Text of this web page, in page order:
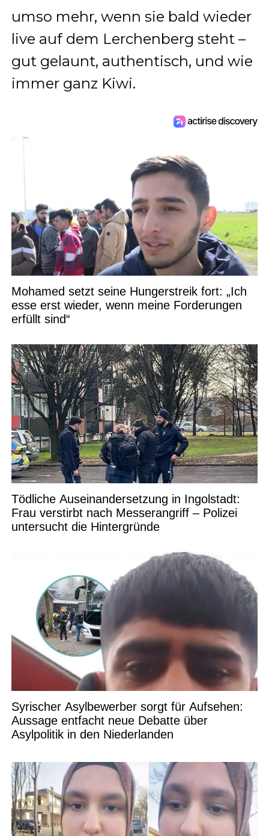
umso mehr, wenn sie bald wieder
live auf dem Lerchenberg steht –
gut gelaunt, authentisch, und wie
immer ganz Kiwi.
Mohamed setzt seine Hungerstreik fort: „Ich
esse erst wieder, wenn meine Forderungen
erfüllt sind“
Tödliche Auseinandersetzung in Ingolstadt:
Frau verstirbt nach Messerangriff – Polizei
untersucht die Hintergründe
Syrischer Asylbewerber sorgt für Aufsehen:
Aussage entfacht neue Debatte über
Asylpolitik in den Niederlanden